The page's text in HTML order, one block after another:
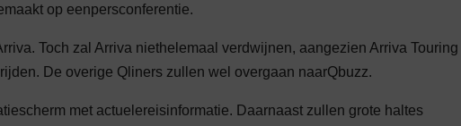
op eenpersconferentie.
Toch zal Arriva niethelemaal verdwijnen, aangezien Arriva Touring
De overige Qliners zullen wel overgaan naarQbuzz.
met actuelereisinformatie. Daarnaast zullen grote haltes